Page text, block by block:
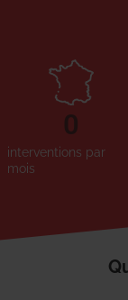
interventions par
mois
0